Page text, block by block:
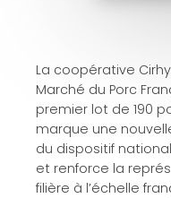
La coopérative
Marché du Porc
premier lot de 190
marque une
du dispositif
et renforce la
filière à l’échelle